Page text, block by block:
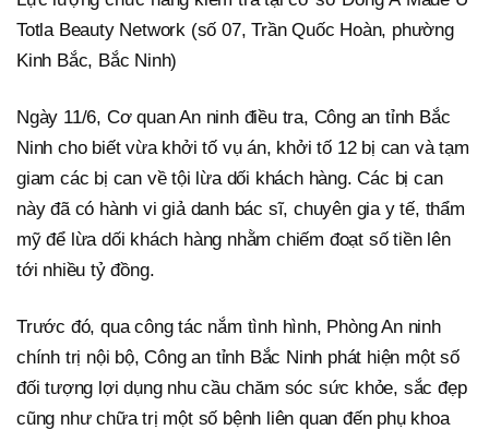
Totla Beauty Network (số 07, Trần Quốc Hoàn, phường
Kinh Bắc, Bắc Ninh)
Ngày 11/6, Cơ quan An ninh điều tra, Công an tỉnh Bắc
Ninh cho biết vừa khởi tố vụ án, khởi tố 12 bị can và tạm
giam các bị can về tội lừa dối khách hàng. Các bị can
này đã có hành vi giả danh bác sĩ, chuyên gia y tế, thẩm
mỹ để lừa dối khách hàng nhằm chiếm đoạt số tiền lên
tới nhiều tỷ đồng.
Trước đó, qua công tác nắm tình hình, Phòng An ninh
chính trị nội bộ, Công an tỉnh Bắc Ninh phát hiện một số
đối tượng lợi dụng nhu cầu chăm sóc sức khỏe, sắc đẹp
cũng như chữa trị một số bệnh liên quan đến phụ khoa